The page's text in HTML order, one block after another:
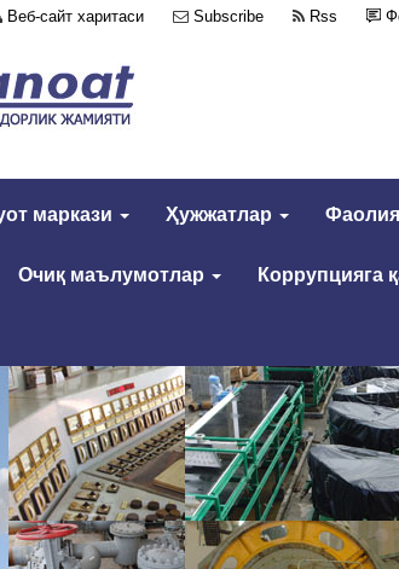
Веб-сайт харитаси Subscribe Rss
маркази Ҳужжатлар
Очиқ маълумотлар Коррупцияга